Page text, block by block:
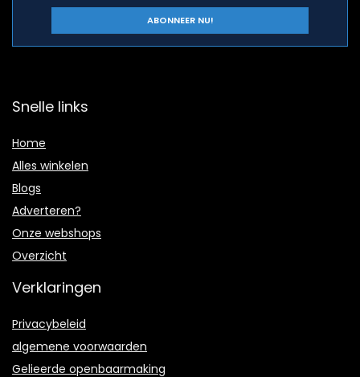
Snelle links
Home
Alles winkelen
Blogs
Adverteren?
Onze webshops
Overzicht
Verklaringen
Privacybeleid
algemene voorwaarden
Gelieerde openbaarmaking